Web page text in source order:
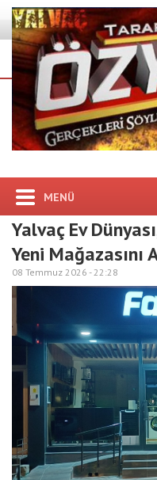
MENÜ
Yalvaç Ev
Yeni Mağazasını
08 Temmuz 2026 - 22:28